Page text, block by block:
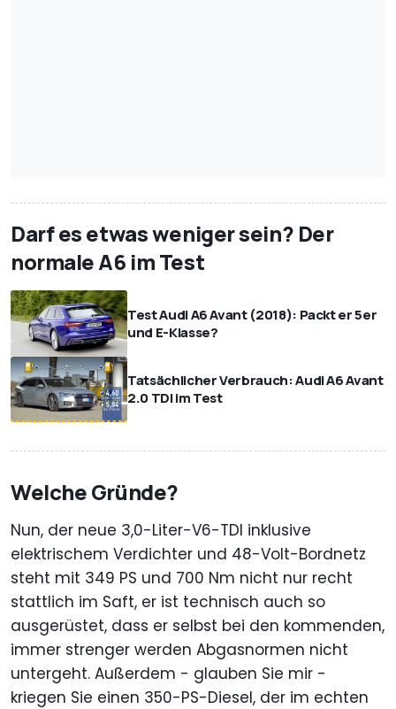
Darf es etwas weniger sein? Der
normale A6 im Test
Test Audi A6 Avant (2018): Packt er 5er
und E-Klasse?
Tatsächlicher Verbrauch: Audi A6 Avant
2.0 TDI im Test
Welche Gründe?
Nun, der neue 3,0-Liter-V6-TDI inklusive
elektrischem Verdichter und 48-Volt-Bordnetz
steht mit 349 PS und 700 Nm nicht nur recht
stattlich im Saft, er ist technisch auch so
ausgerüstet, dass er selbst bei den kommenden,
immer strenger werden Abgasnormen nicht
untergeht. Außerdem - glauben Sie mir -
kriegen Sie einen 350-PS-Diesel, der im echten